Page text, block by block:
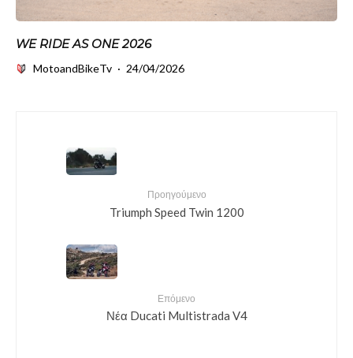
WE RIDE AS ONE 2026
MotoandBikeTv · 24/04/2026
Προηγούμενο
Triumph Speed Twin 1200
Επόμενο
Νέα Ducati Multistrada V4